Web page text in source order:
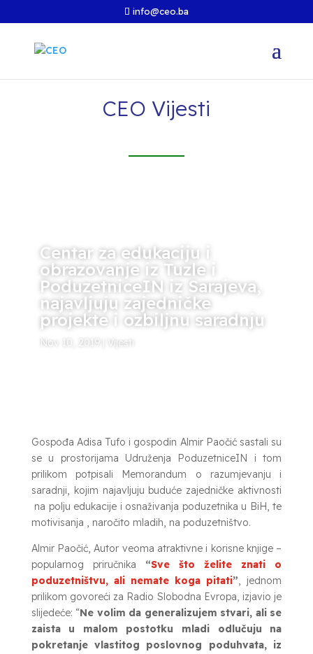
info@ceo.ba
CEO Vijesti
Centar za edukaciju i
obrazovanje iz Tuzle i
PoduzetniceIN iz Sarajeva,
najavljuju zajedničke
projekte i ozbiljnu saradnju
Nov 10, 2019 Vijesti
Gospođa Adisa Tufo i gospodin Almir Paočić sastali su
se u prostorijama Udruženja PoduzetniceIN i tom
prilikom potpisali Memorandum o razumjevanju i
saradnji, kojim najavljuju buduće zajedničke aktivnosti
na polju edukacije i osnaživanja poduzetnika u BiH, te
motivisanja , naročito mladih, na poduzetništvo.
Almir Paočić, Autor veoma atraktivne i korisne knjige –
popularnog priručnika “Sve što želite znati o
poduzetništvu, ali nemate koga pitati”, jednom
prilikom govoreći za Radio Slobodna Evropa, izjavio je
slijedeće: “Ne volim da generalizujem stvari, ali se
zaista u malom postotku mladi odlučuju na
pokretanje vlastitog poslovnog poduhvata, iz